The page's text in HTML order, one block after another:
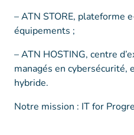
– ATN STORE, plateforme
équipements ;
– ATN HOSTING, centre
managés en
hybride.
Notre mission : IT for